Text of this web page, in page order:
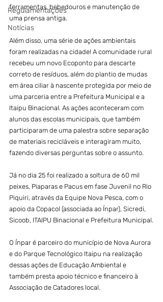
Regulamentações
Notícias
ferramentas, bebedouros e manutenção de
uma prensa antiga.
Além disso, uma série de ações ambientais
foram realizadas na cidade! A comunidade rural
recebeu um novo Ecoponto para descarte
correto de resíduos, além do plantio de mudas
em área ciliar à nascente protegida por meio de
uma parceria entre a Prefeitura Municipal e a
Itaipu Binacional. As ações aconteceram com
alunos das escolas municipais, que também
participaram de uma palestra sobre separação
de materiais recicláveis e interagiram muito,
fazendo diversas perguntas sobre o assunto.
Já no dia 25 foi realizado a soltura de 60 mil
peixes, Piaparas e Pacus em fase Juvenil no Rio
Piquiri, através da Equipe Nova Pesca, com o
apoio da Copacol (associada ao Ínpar), Sicredi,
Sicoob, ITAIPU Binacional e Prefeitura Municipal.
O Ínpar é parceiro do município de Nova Aurora
e do Parque Tecnológico Itaipu na realização
dessas ações de Educação Ambiental e
também presta apoio técnico e financeiro à
Associação de Catadores local.